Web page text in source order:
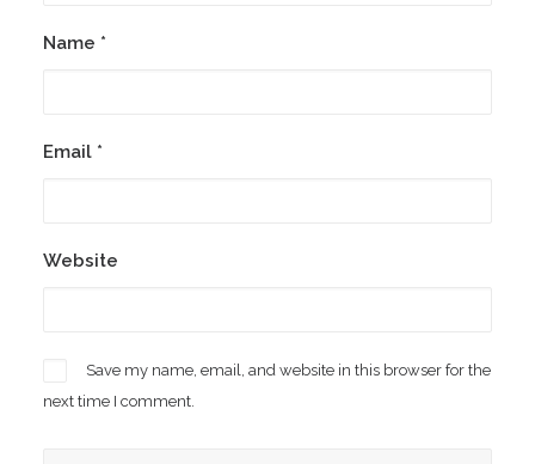
Name *
Email *
Website
Save my name, email, and website in this browser for the
next time I comment.